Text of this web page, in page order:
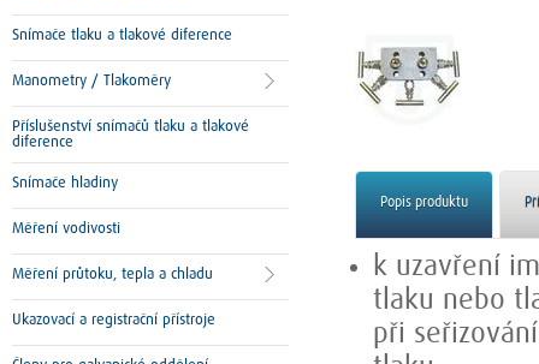
Popis produktu
k uzavření
tlaku nebo
při
Snímače tlaku a tlakové diference
Manometry / Tlakoměry
Příslušenství snímačů tlaku a tlakové
diference
Snímače hladiny
Měření vodivosti
Měření průtoku, tepla a chladu
Ukazovací a registrační přístroje